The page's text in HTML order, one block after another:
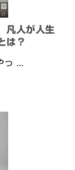
凡人が人生
は？
っ ...